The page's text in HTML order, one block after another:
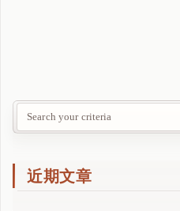
近期文章